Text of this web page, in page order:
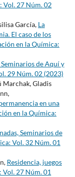
Vol. 27 Núm. 02
García, La
El caso de los
en la Química:
de Aquí y
29 Núm. 02 (2023)
Marchak, Gladis
en una
en la Química:
Seminarios de
Vol. 32 Núm. 01
Residencia, juegos
Vol. 27 Núm. 01